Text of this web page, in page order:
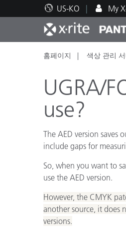
US-KO My
주요 제품
인쇄 및 패키징
자동차
플라스틱
기술 지원
교육 리소스
홈페이지 색상 관리
UGRA/
use?
The AED version saves
include gaps for
So, when you want to
use the AED version.
However, the CMYK
another source, it does
versions.